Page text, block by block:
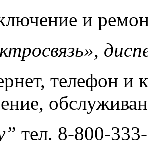
и
телефон и
тел. 8-800-